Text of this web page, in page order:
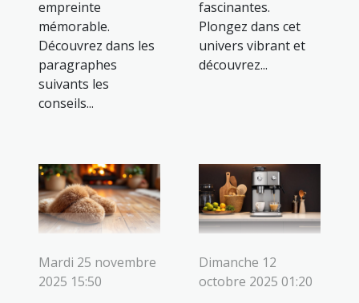
empreinte
mémorable.
Découvrez dans les
paragraphes
suivants les
conseils...
fascinantes.
Plongez dans cet
univers vibrant et
découvrez...
Mardi 25 novembre
2025 15:50
Dimanche 12
octobre 2025 01:20